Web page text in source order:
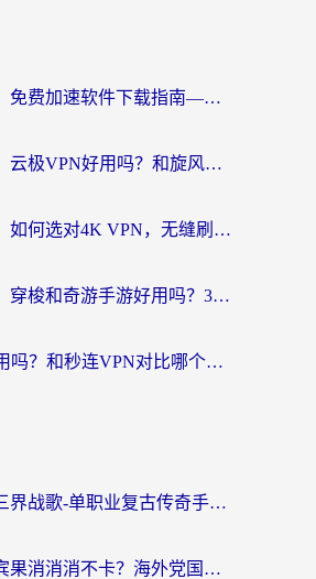
海外党必看：免费加速软件下载指南——无缝访问国内资源的正确打开方式
海外党必看：云极VPN好用吗？和旋风VPN对比哪个回国效果更好？附真实体验+选择攻略
海外党必看：如何选对4K VPN，无缝刷国内剧听网易云？
海外党必看：穿梭和奇游手游好用吗？3步选对回国加速器，流畅看CCTV5海外直播
穿梭VPN好用吗？和秒连VPN对比哪个回国效果更好？海外党亲测实用指南
瑞典怎么玩三界战歌-单职业复古传奇手游？海外党国服游戏加速终极指南
英国怎么玩宾果消消消不卡？海外党国服游戏加速终极攻略（附守望第九大陆解决办法）